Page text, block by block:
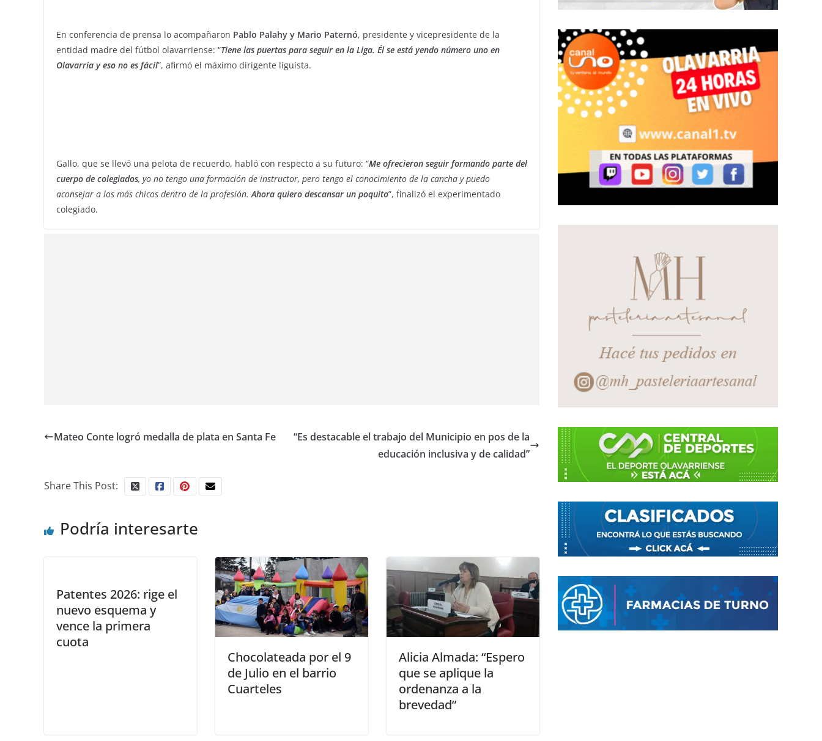
En conferencia de prensa lo acompañaron Pablo Palahy y Mario Paternó, presidente y vicepresidente de la
entidad madre del fútbol olavarriense: “Tiene las puertas para seguir en la Liga. Él se está yendo número uno en
Olavarría y eso no es fácil”, afirmó el máximo dirigente liguista.
Gallo, que se llevó una pelota de recuerdo, habló con respecto a su futuro: “Me ofrecieron seguir formando parte del
cuerpo de colegiados, yo no tengo una formación de instructor, pero tengo el conocimiento de la cancha y puedo
aconsejar a los más chicos dentro de la profesión.Ahora quiero descansar un poquito”, finalizó el experimentado
colegiado.
Mateo Conte logró medalla de plata en Santa Fe
“Es destacable el trabajo del Municipio en pos de la
educación inclusiva y de calidad”
Share This Post:
Podría interesarte
Patentes 2026: rige el
nuevo esquema y
vence la primera
cuota
Chocolateada por el 9
de Julio en el barrio
Cuarteles
Alicia Almada: “Espero
que se aplique la
ordenanza a la
brevedad”